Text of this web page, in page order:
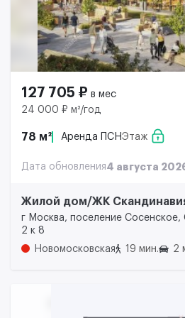
127 705 ₽ в мес
24 000 ₽ м²/год
78 м² Аренда ПСНЭтаж
Дата обновления4 августа
Жилой дом/ЖК
г Москва, поселение
2 к 8
Новомосковская
19 мин. 2